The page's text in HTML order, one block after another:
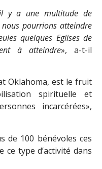
y a une multitude de
pourrions atteindre
quelques Eglises de
à atteindre», a-t-il
Oklahoma, est le fruit
spirituelle et
incarcérées»,
de 100 bénévoles ces
type d’activité dans